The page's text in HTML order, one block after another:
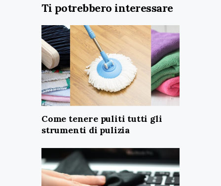
Ti potrebbero interessare
Come tenere puliti tutti gli
strumenti di pulizia